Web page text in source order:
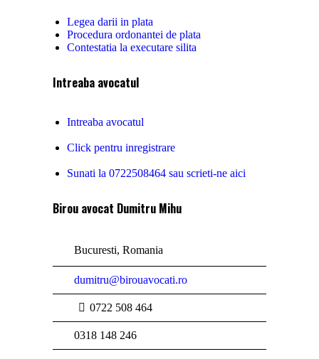
Legea darii in plata
Procedura ordonantei de plata
Contestatia la executare silita
Intreaba avocatul
Intreaba avocatul
Click pentru inregistrare
Sunati la 0722508464 sau scrieti-ne aici
Birou avocat Dumitru Mihu
Bucuresti, Romania
dumitru@birouavocati.ro
0722 508 464
0318 148 246